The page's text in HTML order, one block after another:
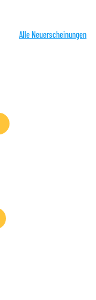
Alle Neuerscheinungen